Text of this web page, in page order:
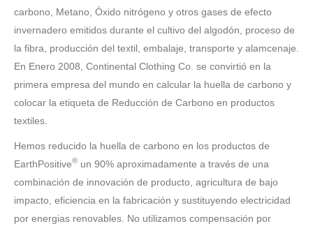
carbono, Metano, Óxido nitrógeno y otros gases de efecto
invernadero emitidos durante el cultivo del algodón, proceso de
la fibra, producción del textil, embalaje, transporte y alamcenaje.
En Enero 2008, Continental Clothing Co. se convirtió en la
primera empresa del mundo en calcular la huella de carbono y
colocar la etiqueta de Reducción de Carbono en productos
textiles.
Hemos reducido la huella de carbono en los productos de
EarthPositive® un 90% aproximadamente a través de una
combinación de innovación de producto, agricultura de bajo
impacto, eficiencia en la fabricación y sustituyendo electricidad
por energias renovables. No utilizamos compensación por